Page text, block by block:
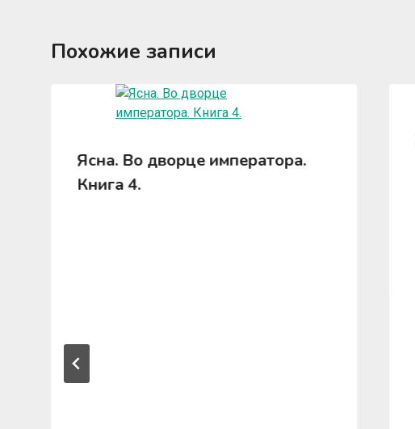
Похожие записи
Ясна. Во дворце императора.
Книга 4.